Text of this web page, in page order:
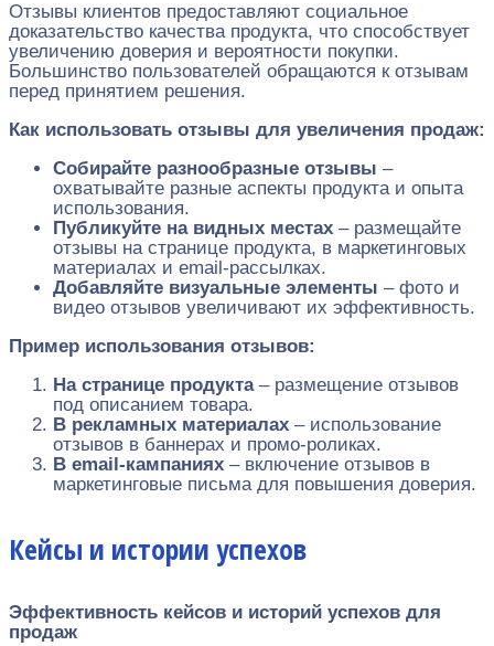
Отзывы клиентов предоставляют социальное
доказательство качества продукта, что способствует
увеличению доверия и вероятности покупки.
Большинство пользователей обращаются к отзывам
перед принятием решения.
Как использовать отзывы для увеличения продаж:
Собирайте разнообразные отзывы –
охватывайте разные аспекты продукта и опыта
использования.
Публикуйте на видных местах – размещайте
отзывы на странице продукта, в маркетинговых
материалах и email-рассылках.
Добавляйте визуальные элементы – фото и
видео отзывов увеличивают их эффективность.
Пример использования отзывов:
На странице продукта– размещение отзывов
под описанием товара.
В рекламных материалах – использование
отзывов в баннерах и промо-роликах.
В email-кампаниях – включение отзывов в
маркетинговые письма для повышения доверия.
Кейсы и истории успехов
Эффективность кейсов и историй успехов для
продаж